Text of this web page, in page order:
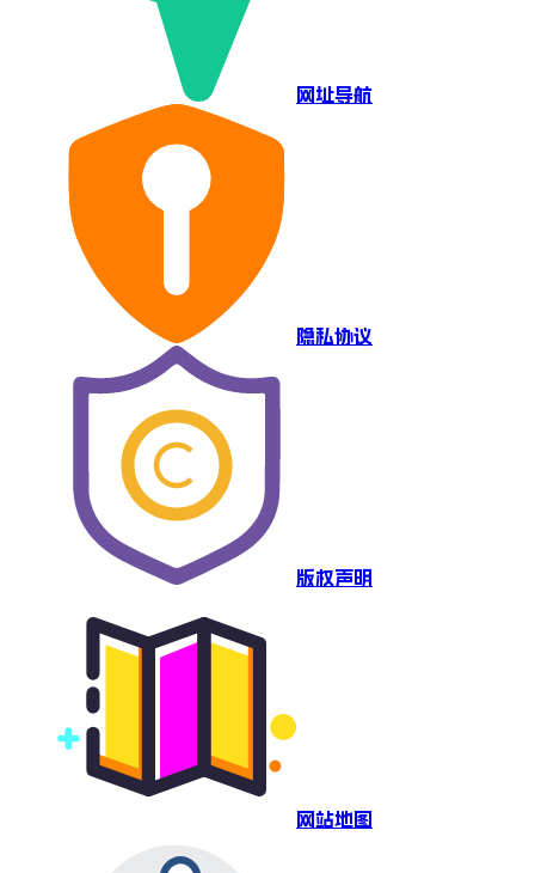
网址导航
隐私协议
版权声明
网站地图